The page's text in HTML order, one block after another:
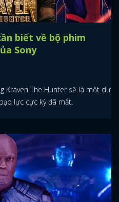
biết về bộ phim
Sony
Kraven The Hunter sẽ là một dự
lực cực kỳ đã mắt.